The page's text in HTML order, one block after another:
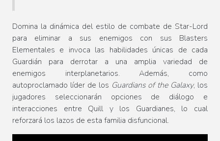
Domina la dinámica del estilo de combate de Star-Lord
para eliminar a sus enemigos con sus Blasters
Elementales e invoca las habilidades únicas de cada
Guardián para derrotar a una amplia variedad de
enemigos interplanetarios. Además, como
autoproclamado líder de los Guardians of the Galaxy, los
jugadores seleccionarán opciones de diálogo e
interacciones entre Quill y los Guardianes, lo cual
reforzará los lazos de esta familia disfuncional.